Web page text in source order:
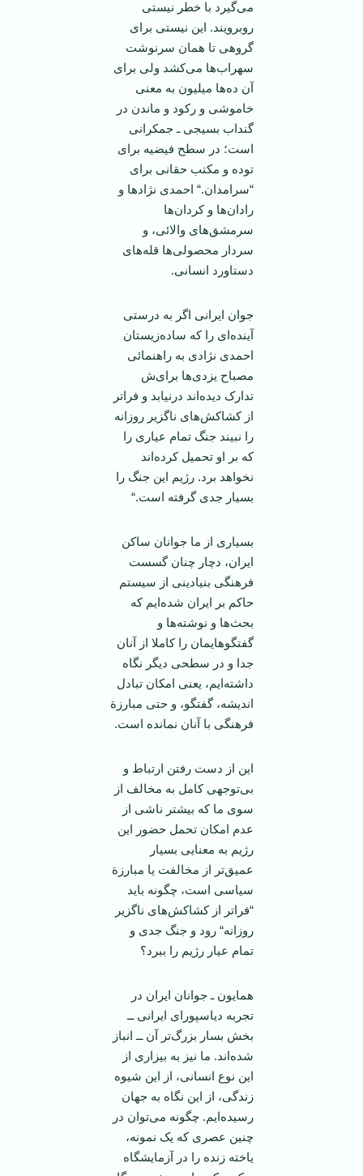
می‌گیرد با خطر نیستی
روبرویند. این نیستی برای
گروهی تا‌‌ همان سرنوشت
سهراب‌ها می‌کشد ولی برای
آن ده‌ها میلیون به معنی
خاموشی و رکود و ماندن در
گنداب بسیجی ـ جمکرانی
است؛ در سطح فیضیه برای
توده و مکتب حقانی برای
“سرامدان.“ احمدی نژاد‌ها و
رادان‌ها و کردان‌ها
سرمشق‌های والائی، و
سردار محصولی‌ها قله‌های
دستاورد انسانی.
جوان ایرانی اگر به درستی
آینده‌ای را که ساده‌زیستان
احمدی نژادی به راهنمائی
مصباح یزدی‌ها برای‌ش
تدارک دیده‌اند درنیابد و فرا‌تر
از کشاکش‌های ناگزیر روزانه
را نبیند جنگ تمام عیاری را
که بر او تحمیل کرده‌اند
نخواهد برد. رژیم این جنگ را
بسیار جدی گرفته است.“
بسیاری از ما جوانان ساکن
ایران، دچار چنان گسست
فرهنگی بنیادینی از سیستم
حاکم بر ایران شده‌ایم که
بحث‌ها و نوشته‌ها و
گفتگو‌هایمان را کاملا از آنان
جدا و در سطحی دیگر نگاه
داشته‌ایم، یعنی امکان تبادل
اندیشه، گفتگو، و حتی مبارزة
فرهنگی با آنان نمانده است.
این از دست رفتن ارتباط و
بی‌توجهی کامل به مخالف از
سوی ما که بیشتر ناشی از
عدم امکان تحمل حضور این
رژیم به معنایی بسیار
عمیق‌تر از مخالفت یا مبارزة
سیاسی است، چگونه باید
“فرا‌تر از کشاکش‌های ناگزیر
روزانه“ رود و جنگ جدی و
تمام عیار رژیم را ببرد؟
همایون ـ جوانان ایران در
تجربه دیاسپورای ایرانی ــ
بخش بسار بزرگ‌تر آن ــ انباز
شده‌اند. ما نیز به بیزاری از
این نوع انسانی، از این شیوه
زندگی، از این نگاه به جهان
رسیده‌ایم. چگونه می‌توان در
چنین عصری که یک نمونه،
یاخته زنده را در آزمایشگاه